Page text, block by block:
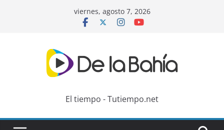
viernes, agosto 7, 2026
El tiempo - Tutiempo.net